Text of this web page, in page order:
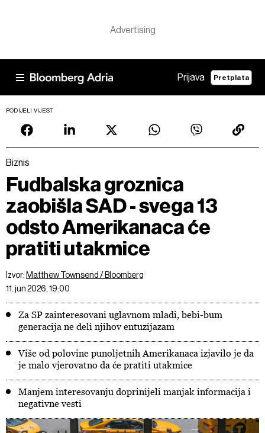
Prijava Pretplata
PODIJELI VIJEST
Biznis
Fudbalska groznica
zaobišla SAD - svega 13
odsto Amerikanaca će
pratiti utakmice
Izvor: Matthew Townsend / Bloomberg
11. jun 2026, 19:00
Za SP zainteresovani uglavnom mladi, bebi-bum
generacija ne deli njihov entuzijazam
Više od polovine punoljetnih Amerikanaca izjavilo je da
je malo vjerovatno da će pratiti utakmice
Manjem interesovanju doprinijeli manjak informacija i
negativne vesti